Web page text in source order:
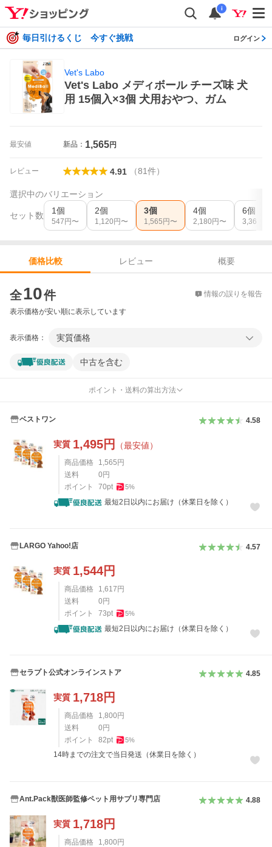
i
毎日引けるくじ 今すぐ挑戦 ログイン
Vet's Labo
Vet's Labo メディボール チーズ味 犬
用 15個入×3個 犬用おやつ、ガム
最安値 新品： 1,565円
レビュー 4.91 （81件）
選択中のバリエーション
セット数 1個
547 円〜
2個
1,120 円〜
3個
1,565 円〜
4個
2,180 円〜
6個
3,361
価格比較 レビュー
概要
全10件 情報の誤りを報告
表示価格が安い順に表示しています
表示価格： 実質価格
中古を含む
ポイント・送料の算出方法
ベストワン 4.58
実質 1,495円 （最安値）
商品価格 1,565 円
送料
0 円
ポイント
70pt 5%
最短2日以内にお届け（休業日を除く）
LARGO Yahoo!店 4.57
実質 1,544円
商品価格 1,617 円
送料
0 円
ポイント
73pt 5%
最短2日以内にお届け（休業日を除く）
セラプト公式オンラインストア 4.85
実質 1,718円
商品価格 1,800 円
送料
0 円
ポイント
82pt 5%
14時までの注文で当日発送（休業日を除く）
Ant.Pack獣医師監修ペット用サプリ専門店 4.88
実質 1,718円
商品価格 1,800 円